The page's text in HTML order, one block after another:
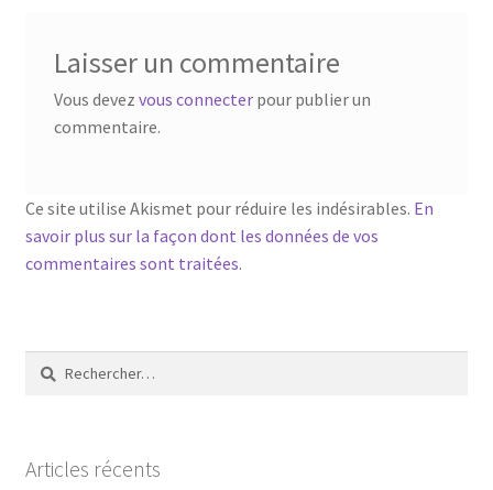
Laisser un commentaire
Vous devez vous connecterpour publier un
commentaire.
Ce site utilise Akismet pour réduire les indésirables. En
savoir plus sur la façon dont les données de vos
commentaires sont traitées.
Rechercher :
Articles récents